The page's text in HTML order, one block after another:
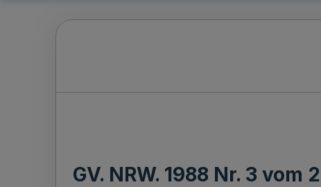
GV. NRW. 1988 Nr. 3 vom